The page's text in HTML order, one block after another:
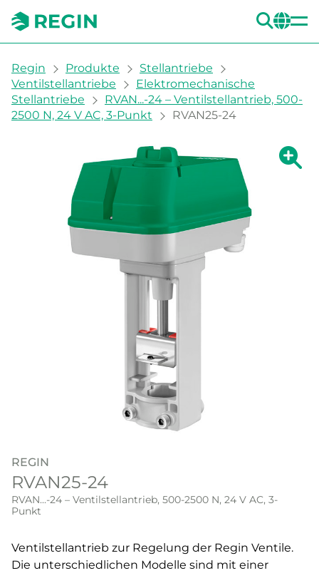
You are here:
Regin Produkte
Stellantriebe
Ventilstellantriebe
Elektromechanische
Stellantriebe
RVAN...-24 – Ventilstellantrieb, 500-
2500 N, 24 V AC, 3-Punkt
RVAN25-24
Zeige
REGIN
RVAN25-24
RVAN...-24 – Ventilstellantrieb, 500-2500 N, 24 V AC, 3-
Punkt
Ventilstellantrieb zur Regelung der Regin Ventile.
Die unterschiedlichen Modelle sind mit einer